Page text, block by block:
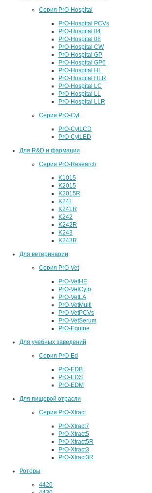
Серия PrO-Hospital
PrO-Hospital PCVs
PrO-Hospital 04
PrO-Hospital 08
PrO-Hospital CW
PrO-Hospital GP
PrO-Hospital GP6
PrO-Hospital HL
PrO-Hospital HLR
PrO-Hospital LC
PrO-Hospital LL
PrO-Hospital LLR
Серия PrO-Cyt
PrO-CytLCD
PrO-CytLED
Для R&D и фармации
Серия PrO-Research
K1015
K2015
K2015R
K241
K241R
K242
K242R
K243
K243R
Для ветеринарии
Серия PrO-Vet
PrO-VetHE
PrO-VetCyto
PrO-VetLA
PrO-VetMulti
PrO-VetPCVs
PrO-VetSerum
PrO-Equine
Для учебных заведений
Серия PrO-Ed
PrO-EDB
PrO-EDS
PrO-EDM
Для пищевой отрасли
Серия PrO-Xtract
PrO-Xtract7
PrO-Xtract5
PrO-Xtract5R
PrO-Xtract3
PrO-Xtract3R
Роторы
4420